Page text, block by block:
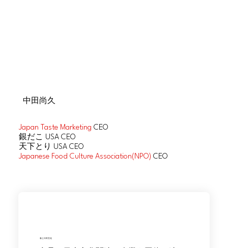
中田尚久
Japan Taste MarketingCEO
銀だこ USA CEO
天下とり USA CEO
Japanese Food Culture Association(NPO)CEO
食と日本文化